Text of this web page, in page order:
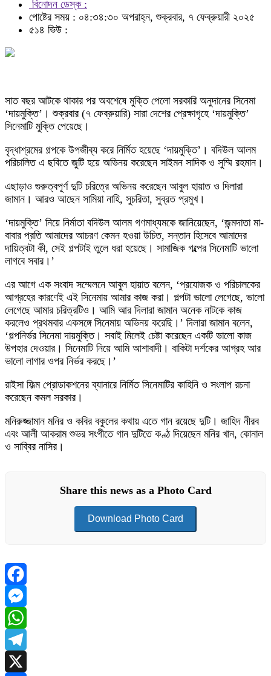
বিনোদন ডেস্ক :
পোষ্টের সময় : ০৪:৩৪:৩০ অপরাহ্ন, শুক্রবার, ৭ ফেব্রুয়ারী ২০২৫
৫১৪ ভিউ :
সাত বছর আটকে থাকার পর অবশেষে মুক্তি পেলো সরকারি অনুদানের সিনেমা
‘দায়মুক্তি’। শুক্রবার (৭ ফেব্রুয়ারি) সারা দেশের প্রেক্ষাগৃহে ‘দায়মুক্তি’
সিনেমাটি মুক্তি পেয়েছে।
বৃদ্ধাশ্রমের গল্পকে উপজীব্য করে নির্মিত হয়েছে ‘দায়মুক্তি’। বদিউল আলম
পরিচালিত এ ছবিতে জুটি হয়ে অভিনয় করেছেন সাইমন সাদিক ও সুম্মি রহমান।
এছাড়াও গুরুত্বপূর্ণ দুটি চরিত্রে অভিনয় করেছেন আবুল হায়াত ও দিলারা
জামান। আরও আছেন সামিয়া নাহি, সুচরিতা, সুব্রত প্রমুখ।
‘দায়মুক্তি’ নিয়ে নির্মাতা বদিউল আলম গণমাধ্যমকে জানিয়েছেন, ‘জন্মদাতা মা-
বাবার প্রতি আমাদের আচরণ কেমন হওয়া উচিত, সন্তান হিসেবে আমাদের
দায়িত্বটা কী, সেই গল্পটাই তুলে ধরা হয়েছে। সামাজিক গল্পের সিনেমাটি ভালো
লাগবে সবার।’
এর আগে এক সংবাদ সম্মেলনে আবুল হায়াত বলেন, ‘প্রযোজক ও পরিচালকের
আগ্রহের কারণেই এই সিনেমায় আমার কাজ করা। গল্পটা ভালো লেগেছে, ভালো
লেগেছে আমার চরিত্রটিও। আমি আর দিলারা জামান অনেক নাটকে কাজ
করলেও প্রথমবার একসঙ্গে সিনেমায় অভিনয় করেছি।’ দিলারা জামান বলেন,
‘গল্পনির্ভর সিনেমা দায়মুক্তি। সবাই মিলেই চেষ্টা করেছেন একটি ভালো কাজ
উপহার দেওয়ার। সিনেমাটি নিয়ে আমি আশাবাদী। বাকিটা দর্শকের আগ্রহ আর
ভালো লাগার ওপর নির্ভর করছে।’
রাইসা ফিল্ম প্রোডাকশনের ব্যানারে নির্মিত সিনেমাটির কাহিনি ও সংলাপ রচনা
করেছেন কমল সরকার।
মনিরুজ্জামান মনির ও কবির বকুলের কথায় এতে গান রয়েছে দুটি। জাহিদ নীরব
এবং আলী আকরাম শুভর সংগীতে গান দুটিতে কণ্ঠ দিয়েছেন মনির খান, কোনাল
ও সাব্বির নাসির।
Share this news as a Photo Card
Download Photo Card
Facebook
Messenger
WhatsApp
Telegram